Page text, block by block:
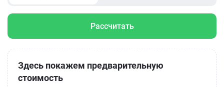
Рассчитать
Здесь покажем предварительную
стоимость